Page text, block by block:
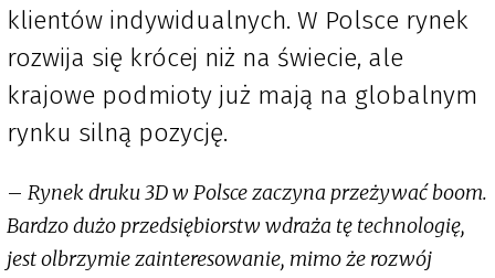
klientów indywidualnych. W Polsce rynek
rozwija się krócej niż na świecie, ale
krajowe podmioty już mają na globalnym
rynku silną pozycję.
– Rynek druku 3D w Polsce zaczyna przeżywać boom.
Bardzo dużo przedsiębiorstw wdraża tę technologię,
jest olbrzymie zainteresowanie, mimo że rozwój